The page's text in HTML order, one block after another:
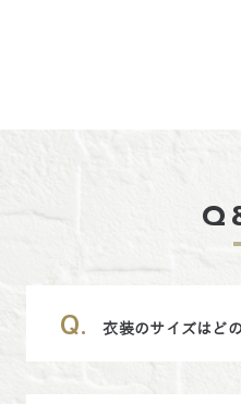
Q. 衣装のサイズはど